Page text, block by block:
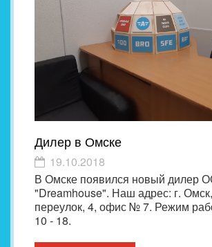
Дилер в Омске
19.10.2018
В Омске появился новый дилер
"Dreamhouse". Наш адрес: г.
переулок, 4, офис № 7. Режим
10 - 18.